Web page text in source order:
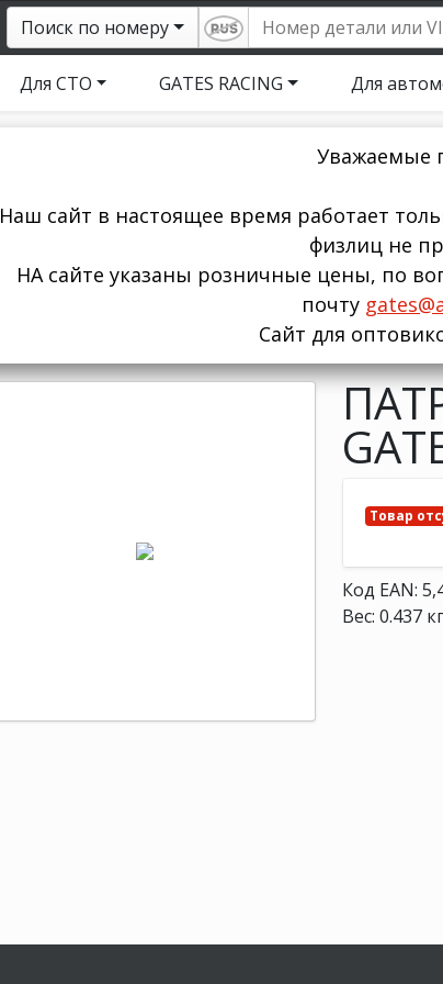
Поиск по номеру
Для СТО GATES RACING Для
Уважаемые
Наш сайт в настоящее время работает
физлиц не
НА сайте указаны розничные цены, по
почту
Сайт для
Товар
Код EAN:
Вес: 0.437 кг